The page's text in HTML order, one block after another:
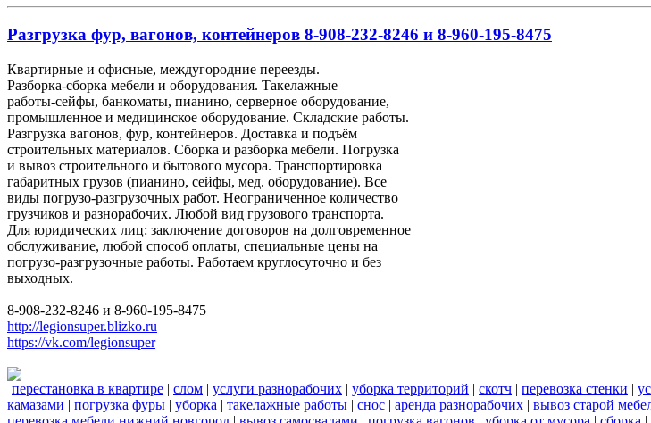
Разгрузка фур, вагонов, контейнеров 8-908-232-8246 и 8-960-195-8475
Квартирные и офисные, междугородние переезды.
Разборка-сборка мебели и оборудования. Такелажные
работы-сейфы, банкоматы, пианино, серверное оборудование,
промышленное и медицинское оборудование. Складские работы.
Разгрузка вагонов, фур, контейнеров. Доставка и подъём
строительных материалов. Сборка и разборка мебели. Погрузка
и вывоз строительного и бытового мусора. Транспортировка
габаритных грузов (пианино, сейфы, мед. оборудование). Все
виды погрузо-разгрузочных работ. Неограниченное количество
грузчиков и разнорабочих. Любой вид грузового транспорта.
Для юридических лиц: заключение договоров на долговременное
обслуживание, любой способ оплаты, специальные цены на
погрузо-разгрузочные работы. Работаем круглосуточно и без
выходных.
8-908-232-8246 и 8-960-195-8475
http://legionsuper.blizko.ru
https://vk.com/legionsuper
перестановка в квартире | слом | услуги разнорабочих | уборка территорий | скотч | перевозка стенки |
камазами | погрузка фуры | уборка | такелажные работы | снос | аренда разнорабочих | вывоз старой